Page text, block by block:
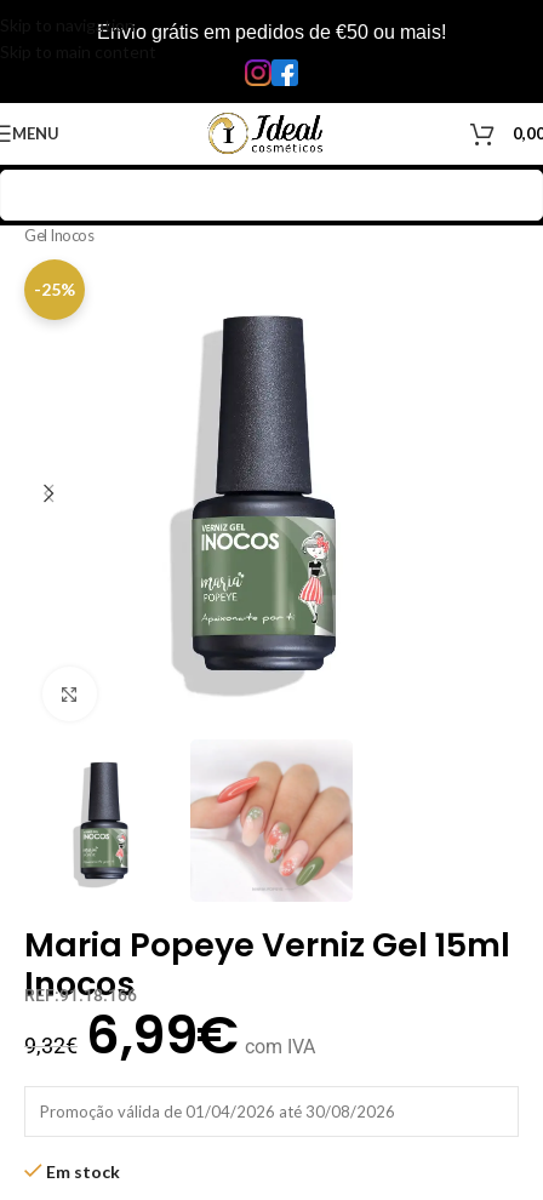
Skip to navigationEnvio grátis em pedidos de €50 ou mais!
MENU
Gel Inocos
-25%
Clique para ampliar
Maria Popeye Verniz Gel 15ml
Inocos
REF:91.18.166
9,32€ 6,99€ com IVA
Promoção válida de 01/04/2026 até 30/08/2026
Em stock